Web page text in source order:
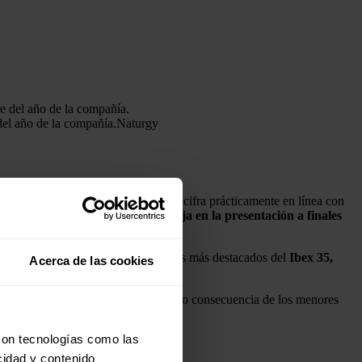
Acerca de las cookies
tecnologías como las
y contenido
año de la compañía.Naturgy
en el primer semestredel año, cifra prácticamente en línea con
de 2024, y
anunciar que trabaja en la presentación a finales
y Amadeus entre los valores más destacados del Ibex 35,
de 2023, principalmente como consecuencia de los menores